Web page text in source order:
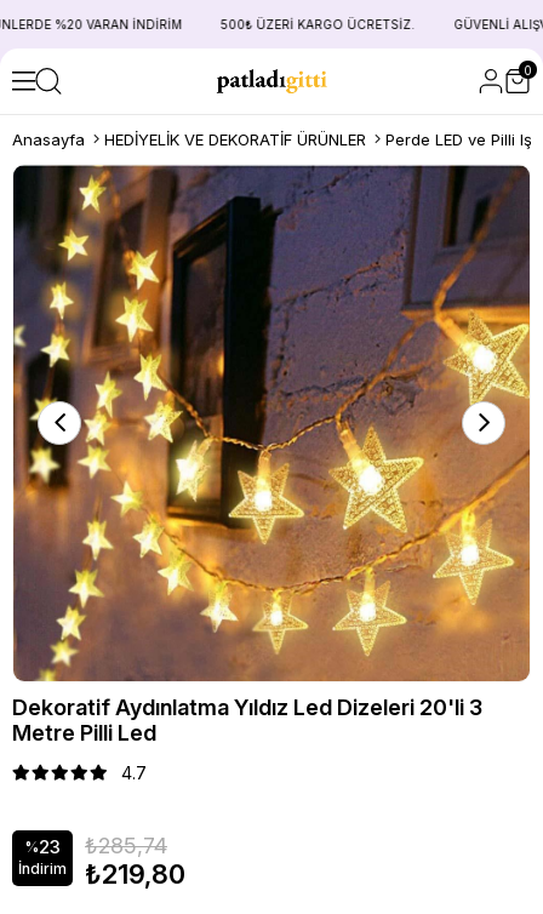
%20 VARAN İNDİRİM 500₺ ÜZERİ KARGO ÜCRETSİZ. GÜVENLİ
0
Anasayfa HEDİYELİK VE DEKORATİF ÜRÜNLER Perde LED ve Pilli
Dekoratif Aydınlatma Yıldız Led Dizeleri 20'li 3
Metre Pilli Led
4.7
%23
İndirim
₺285,74
₺219,80